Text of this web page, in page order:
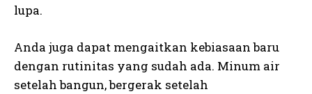
lupa.
Anda juga dapat mengaitkan kebiasaan baru
dengan rutinitas yang sudah ada. Minum air
setelah bangun, bergerak setelah